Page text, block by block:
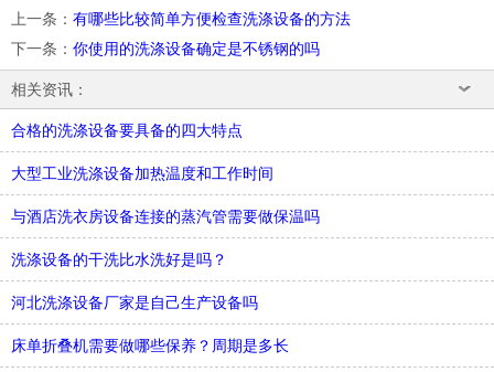
上一条 ： 有哪些比较简单方便检查洗涤设备的方法
下一条 ： 你使用的洗涤设备确定是不锈钢的吗
相关资讯：
合格的洗涤设备要具备的四大特点
大型工业洗涤设备加热温度和工作时间
与酒店洗衣房设备连接的蒸汽管需要做保温吗
洗涤设备的干洗比水洗好是吗？
河北洗涤设备厂家是自己生产设备吗
床单折叠机需要做哪些保养？周期是多长